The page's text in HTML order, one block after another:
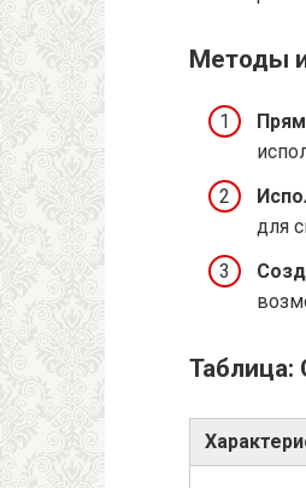
Методы
для
Таблица: